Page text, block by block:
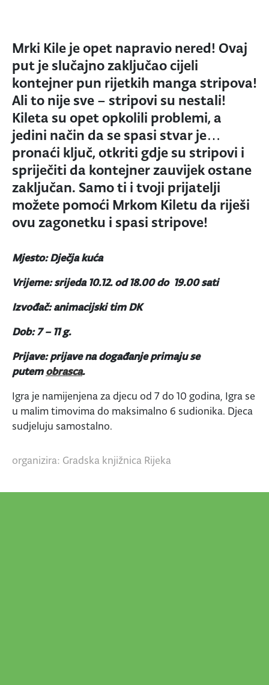
Mrki Kile je opet napravio nered! Ovaj
put je slučajno zaključao cijeli
kontejner pun rijetkih manga stripova!
Ali to nije sve – stripovi su nestali!
Kileta su opet opkolili problemi, a
jedini način da se spasi stvar je…
pronaći ključ, otkriti gdje su stripovi i
spriječiti da kontejner zauvijek ostane
zaključan. Samo ti i tvoji prijatelji
možete pomoći Mrkom Kiletu da riješi
ovu zagonetku i spasi stripove!
Mjesto: Dječja kuća
Vrijeme:srijeda 10.12. od 18.00 do 19.00 sati
Izvođač: animacijski tim DK
Dob: 7 – 11 g.
Prijave: prijave na događanje primaju se
putemobrasca.
Igra je namijenjena za djecu od 7 do 10 godina, Igra se
u malim timovima do maksimalno 6 sudionika. Djeca
sudjeluju samostalno.
organizira: Gradska knjižnica Rijeka